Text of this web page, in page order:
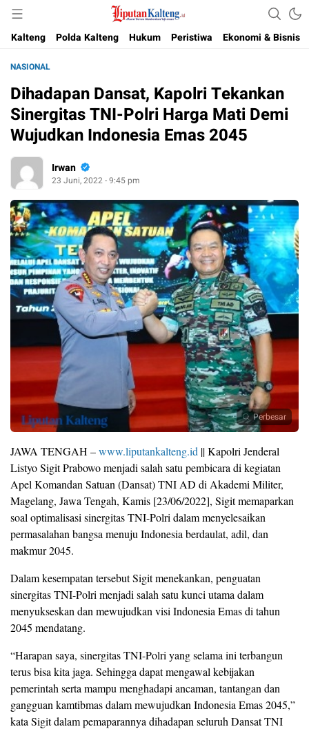
Liputan Kalteng
Akurat, Terpercaya & Independent
Kalteng
Polda Kalteng Hukum Peristiwa Ekonomi & Bisnis
NASIONAL
Dihadapan Dansat, Kapolri Tekankan
Sinergitas TNI-Polri Harga Mati Demi
Wujudkan Indonesia Emas 2045
Irwan
23 Juni, 2022 - 9:45 pm
Perbesar
JAWA TENGAH –www.liputankalteng.id || Kapolri Jenderal
Listyo Sigit Prabowo menjadi salah satu pembicara di kegiatan
Apel Komandan Satuan (Dansat) TNI AD di Akademi Militer,
Magelang, Jawa Tengah, Kamis [23/06/2022], Sigit memaparkan
soal optimalisasi sinergitas TNI-Polri dalam menyelesaikan
permasalahan bangsa menuju Indonesia berdaulat, adil, dan
makmur 2045.
Dalam kesempatan tersebut Sigit menekankan, penguatan
sinergitas TNI-Polri menjadi salah satu kunci utama dalam
menyukseskan dan mewujudkan visi Indonesia Emas di tahun
2045 mendatang.
“Harapan saya, sinergitas TNI-Polri yang selama ini terbangun
terus bisa kita jaga. Sehingga dapat mengawal kebijakan
pemerintah serta mampu menghadapi ancaman, tantangan dan
gangguan kamtibmas dalam mewujudkan Indonesia Emas 2045,”
kata Sigit dalam pemaparannya dihadapan seluruh Dansat TNI